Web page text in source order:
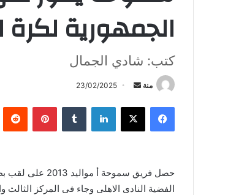
الجمهورية لكرة
كتب: شادي الجمال
منة
أرسل
إلكترونيا
23/02/2025
فيسبوك X لينكدإن بينتيريست
حصل فريق
الفضية النادى الاهلى وجاء فى المركز الثالث